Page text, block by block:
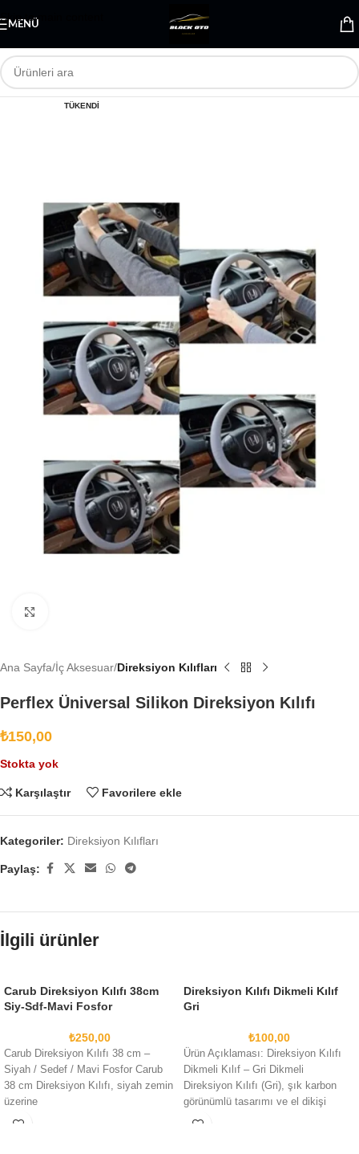
Skip to main content
MENÜ
TÜKENDI
Ana Sayfa İç Aksesuar Direksiyon Kılıfları
Perflex Üniversal Silikon Direksiyon Kılıfı
₺150,00
Stokta yok
Karşılaştır Favorilere ekle
Kategoriler: Direksiyon Kılıfları
Paylaş:
İlgili ürünler
Carub Direksiyon Kılıfı 38cm
Siy-Sdf-Mavi Fosfor
₺250,00
Carub Direksiyon Kılıfı 38 cm –
Siyah / Sedef / Mavi Fosfor Carub
38 cm Direksiyon Kılıfı, siyah zemin
üzerine
Direksiyon Kılıfı Dikmeli Kılıf
Gri
₺100,00
Ürün Açıklaması: Direksiyon Kılıfı
Dikmeli Kılıf – Gri Dikmeli
Direksiyon Kılıfı (Gri), şık karbon
görünümlü tasarımı ve el dikişi
yapısıyla